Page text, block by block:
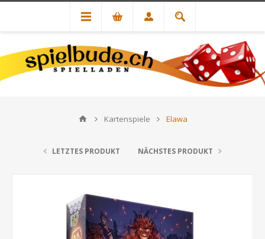
Kartenspiele Elawa
LETZTES PRODUKT NÄCHSTES PRODUKT